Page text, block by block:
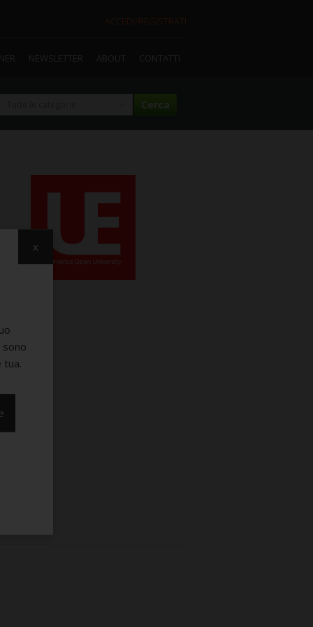
ACCEDI/REGISTRATI
NEWSLETTER ABOUT CONTATTI
sono
tua.
x